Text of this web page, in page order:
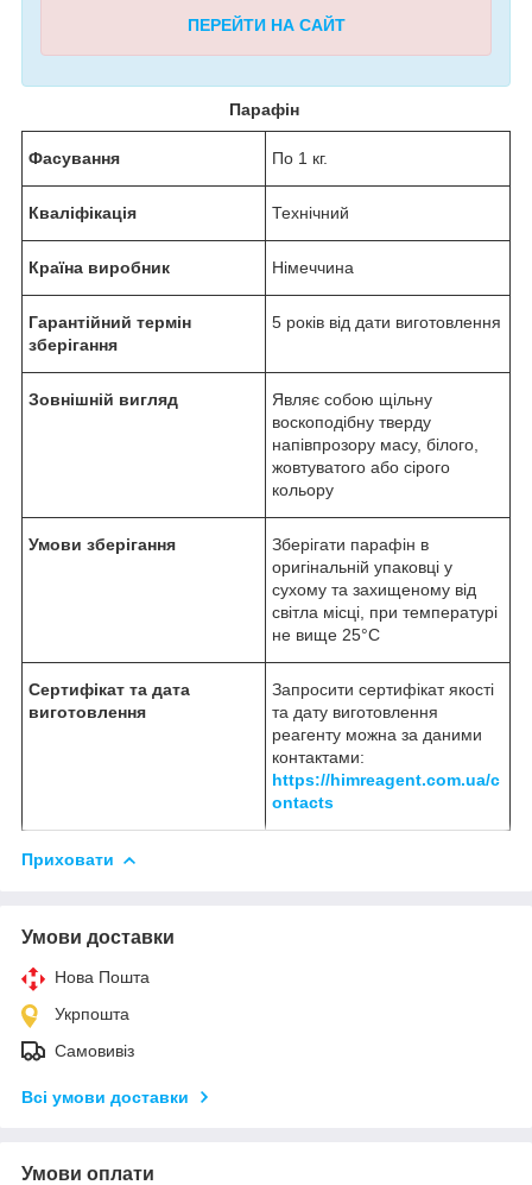
ПЕРЕЙТИ НА САЙТ
Парафін
Фасування По 1 кг.
Кваліфікація Технічний
Країна виробник Німеччина
Гарантійний термін
зберігання
5 років від дати виготовлення
Зовнішній вигляд
Являє собою щільну
воскоподібну тверду
напівпрозору масу, білого,
жовтуватого або сірого
кольору
Умови зберігання
Зберігати парафін в
оригінальній упаковці у
сухому та захищеному від
світла місці, при температурі
не вище 25°C
Сертифікат та дата
виготовлення
Запросити сертифікат якості
та дату виготовлення
реагенту можна за даними
контактами:
https://himreagent.com.ua/c
ontacts
Приховати
Умови доставки
Нова Пошта
Укрпошта
Самовивіз
Всі умови доставки
Умови оплати